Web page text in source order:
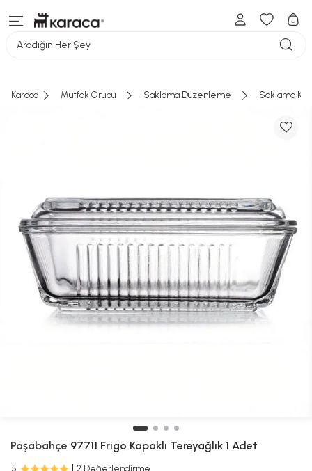
Aradığın Her Şey
Karaca Mutfak Grubu Saklama Düzenleme Saklama
Paşabahçe 97711 Frigo Kapaklı Tereyağlık 1 Adet
5 2 Değerlendirme